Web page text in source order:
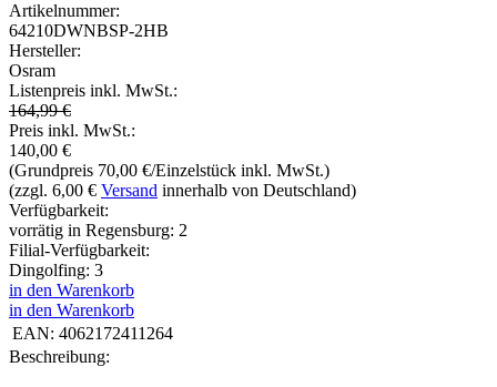
Artikelnummer:
64210DWNBSP-2HB
Hersteller:
Osram
Listenpreis inkl. MwSt.:
164,99 €
Preis inkl. MwSt.:
140,00 €
(Grundpreis 70,00 €/Einzelstück inkl. MwSt.)
(zzgl. 6,00 € Versand innerhalb von Deutschland)
Verfügbarkeit:
vorrätig in Regensburg: 2
Filial-Verfügbarkeit:
Dingolfing: 3
in den Warenkorb
in den Warenkorb
EAN: 4062172411264
Beschreibung: